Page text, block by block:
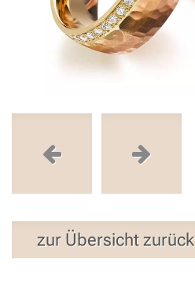
zur Übersicht zurück